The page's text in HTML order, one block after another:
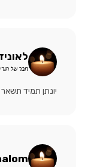
חבר של
יונתן תמיד תשאר גיבור בן